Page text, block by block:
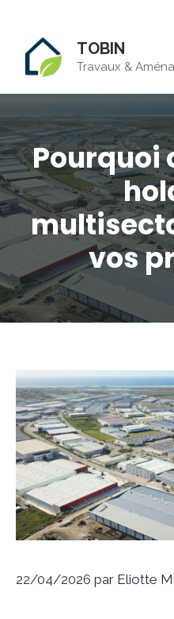
contenu
TOBIN
Travaux &
Pourquoi
vos
22/04/2026 par Eliotte